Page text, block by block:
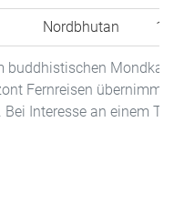
buddhistischen
Fernreisen übernimmt
Interesse an einem
Nordbhutan